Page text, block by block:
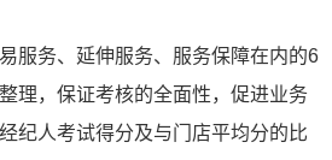
服务、延伸服务、服务保障在内的6
理，保证考核的全面性，促进业务
纪人考试得分及与门店平均分的比